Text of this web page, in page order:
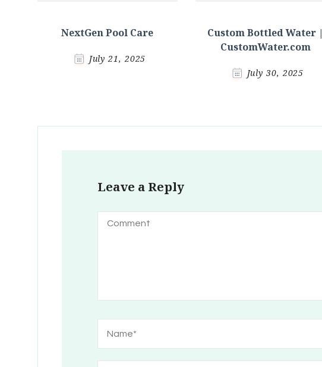
NextGen Pool Care
July 21, 2025
Custom Bottled Water |
CustomWater.com
July 30, 2025
Leave a Reply